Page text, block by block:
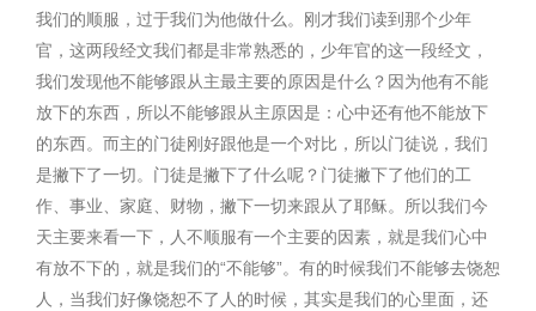
我们的顺服，过于我们为他做什么。刚才我们读到那个少年
官，这两段经文我们都是非常熟悉的，少年官的这一段经文，
我们发现他不能够跟从主最主要的原因是什么？因为他有不能
放下的东西，所以不能够跟从主原因是：心中还有他不能放下
的东西。而主的门徒刚好跟他是一个对比，所以门徒说，我们
是撇下了一切。门徒是撇下了什么呢？门徒撇下了他们的工
作、事业、家庭、财物，撇下一切来跟从了耶稣。所以我们今
天主要来看一下，人不顺服有一个主要的因素，就是我们心中
有放不下的，就是我们的“不能够”。有的时候我们不能够去饶恕
人，当我们好像饶恕不了人的时候，其实是我们的心里面，还